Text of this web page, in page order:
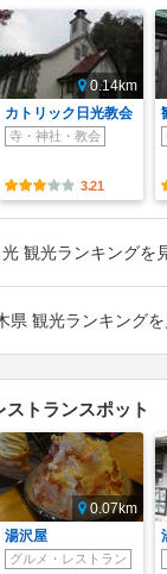
0.14km
カトリック日光教会
寺・神社・教会
3.21
光 観光ランキングを
県 観光ランキングを
ストランスポット
0.07km
湯沢屋
グルメ・レストラン